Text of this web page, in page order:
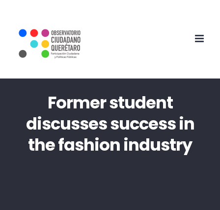
contenido
Former student
discusses success in
the fashion industry